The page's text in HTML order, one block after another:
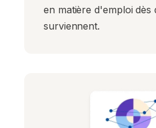
en matière d'emploi dès
surviennent.